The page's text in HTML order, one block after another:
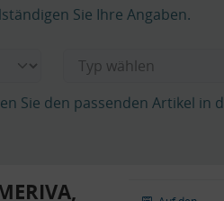
Sie Ihre Angaben.
Sie den passenden Artikel in